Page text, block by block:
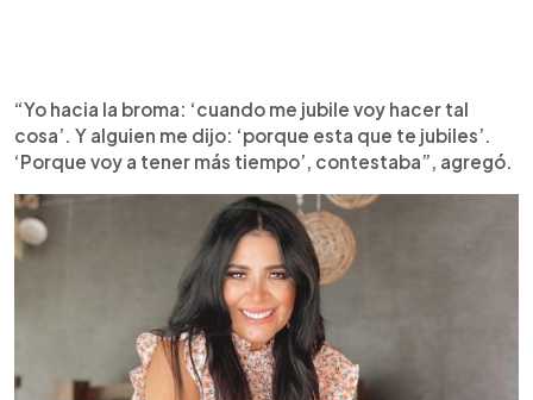
“Yo hacia la broma: ‘cuando me jubile voy hacer tal
cosa’. Y alguien me dijo: ‘porque esta que te jubiles’.
‘Porque voy a tener más tiempo’, contestaba”, agregó.